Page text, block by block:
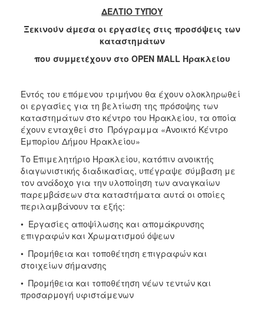
2015
ΔΗΜΟΣ
ΠΟΛΙΤΙΣΜΟΣ
ΑΝΘΕΚΤΙΚΗ
ΠΟΛΗ
ΔΕΛΤΙΟ ΤΥΠΟΥ
Ξεκινούν άμεσα οι εργασίες στις προσόψεις των
καταστημάτων
που συμμετέχουν στο OPEN MALL Ηρακλείου
Εντός του επόμενου τριμήνου θα έχουν ολοκληρωθεί
οι εργασίες για τη βελτίωση της πρόσοψης των
καταστημάτων στο κέντρο του Ηρακλείου, τα οποία
έχουν ενταχθεί στο Πρόγραμμα «Ανοικτό Κέντρο
Εμπορίου Δήμου Ηρακλείου»
Το Επιμελητήριο Ηρακλείου, κατόπιν ανοικτής
διαγωνιστικής διαδικασίας, υπέγραψε σύμβαση με
τον ανάδοχο για την υλοποίηση των αναγκαίων
παρεμβάσεων στα καταστήματα αυτά οι οποίες
περιλαμβάνουν τα εξής:
• Εργασίες αποψίλωσης και απομάκρυνσης
επιγραφών και Χρωματισμού όψεων
• Προμήθεια και τοποθέτηση επιγραφών και
στοιχείων σήμανσης
• Προμήθεια και τοποθέτηση νέων τεντών και
προσαρμογή υφιστάμενων